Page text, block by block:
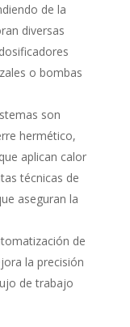
de la
diversas
o bombas
son
hermético,
aplican calor
técnicas de
aseguran la
de
la precisión
de trabajo